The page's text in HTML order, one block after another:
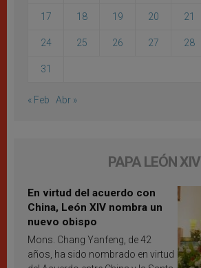
17 18 19 20 21
24 25 26 27 28
31
« Feb Abr »
PAPA LEÓN XIV
En virtud del acuerdo con
China, León XIV nombra un
nuevo obispo
Mons. Chang Yanfeng, de 42
años, ha sido nombrado en virtud